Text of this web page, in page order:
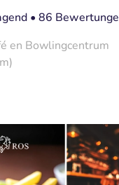
• 86
en Bowlingcentrum